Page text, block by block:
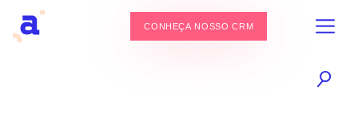
CONHEÇA NOSSO CRM